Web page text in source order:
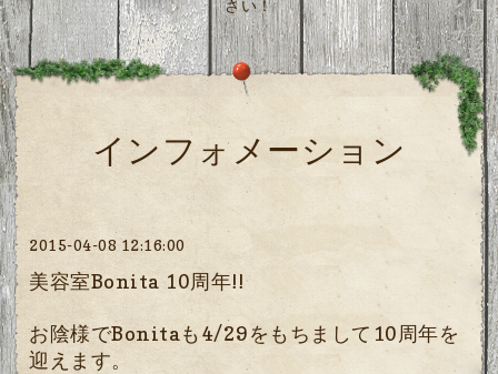
さい！
インフォメーション
2015-04-08 12:16:00
美容室Bonita 10周年!!
お陰様でBonitaも4/29をもちまして10周年を
迎えます。